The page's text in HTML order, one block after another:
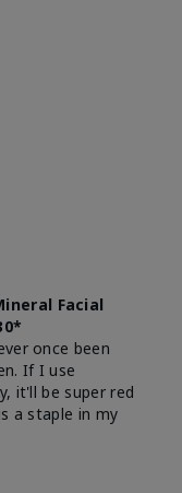
Facial
once been
If I use
it'll be super red
a staple in my